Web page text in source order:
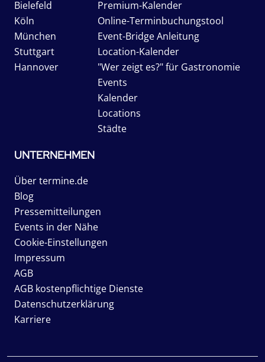
Bielefeld
Köln
München
Stuttgart
Hannover
Premium-Kalender
Online-Terminbuchungstool
Event-Bridge Anleitung
Location-Kalender
"Wer zeigt es?" für Gastronomie
Events
Kalender
Locations
Städte
UNTERNEHMEN
Über termine.de
Blog
Pressemitteilungen
Events in der Nähe
Cookie-Einstellungen
Impressum
AGB
AGB kostenpflichtige Dienste
Datenschutzerklärung
Karriere